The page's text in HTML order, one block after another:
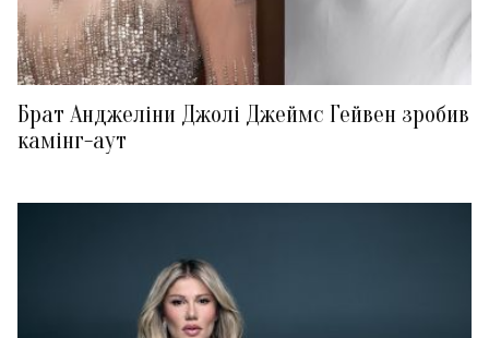
Брат Анджеліни Джолі Джеймс Гейвен зробив
камінг-аут